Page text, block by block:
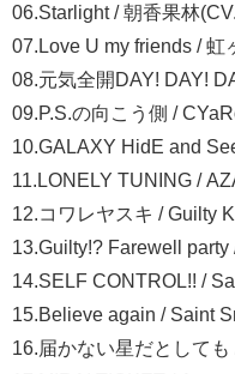
06.Starlight / 朝香果林
07.Love U my friends / 虹
08.元気全開DAY! DAY!
09.P.S.の向こう側 /
10.GALAXY HidE and
11.LONELY TUNING /
12.コワレヤスキ / Guilty
13.Guilty!? Farewell party
14.SELF CONTROL!! /
15.Believe again / Saint
16.届かない星だとしても